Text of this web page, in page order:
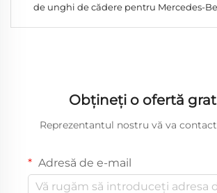
de unghi de cădere pentru Mercedes-
W203 W210 W220 Chrysler
Obțineți o ofertă
Reprezentantul nostru vă va
Adresă de e-mail